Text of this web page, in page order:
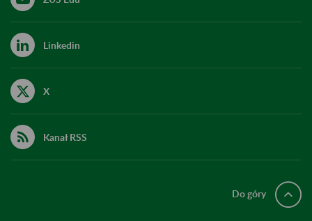
Linkedin
X
Kanał RSS
Do góry